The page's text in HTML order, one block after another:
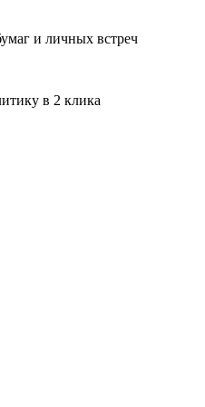
и личных встреч
в 2 клика